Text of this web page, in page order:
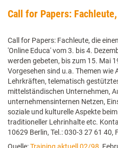
Call for Papers:
Call for Papers: Fachleute, die
'Online Educa' vom 3. bis 4.
werden gebeten, bis zum 15. Mai
Vorgesehen sind u.a. Themen wie
Lehrkräften, telematisch
mittelständischen Unternehmen,
unternehmensinternen Netzen,
soziale und kulturelle Aspekte
traditioneller Lehrinhalte etc.
10629 Berlin, Tel.: 030-3 27 61 40,